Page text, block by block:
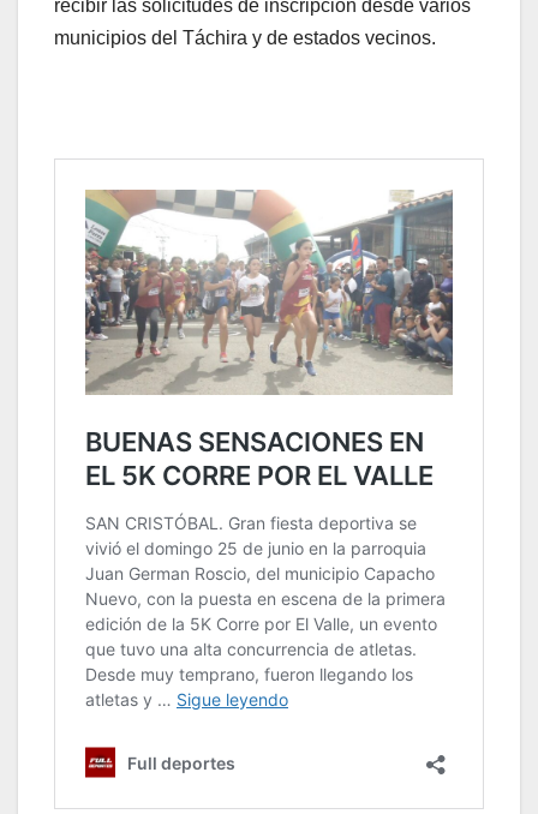
recibir las solicitudes de inscripción desde varios
municipios del Táchira y de estados vecinos.